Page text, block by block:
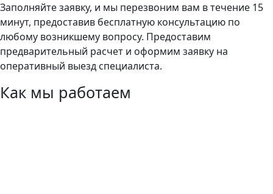
Заполняйте заявку, и мы перезвоним вам в течение 15
минут, предоставив бесплатную консультацию по
любому возникшему вопросу. Предоставим
предварительный расчет и оформим заявку на
оперативный выезд специалиста.
Как мы работаем